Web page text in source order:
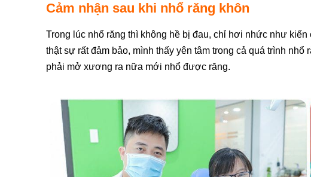
Cảm nhận sau khi nhổ răng khôn
Trong lúc nhổ răng thì không hề bị đau, chỉ hơi nhức như kiến
thật sự rất đảm bảo, mình thấy yên tâm trong cả quá trình
phải mở xương ra nữa mới nhổ được răng.